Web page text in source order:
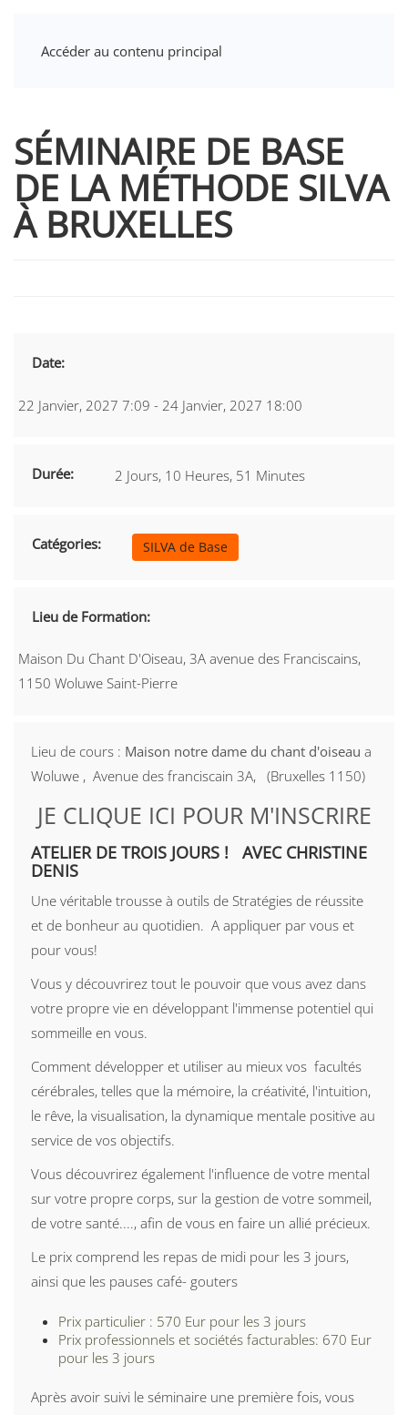
Accéder au contenu principal
SÉMINAIRE DE BASE
DE LA MÉTHODE SILVA
À BRUXELLES
Date:
22 Janvier, 2027 7:09 - 24 Janvier, 2027 18:00
Durée: 2 Jours, 10 Heures, 51 Minutes
Catégories: SILVA de Base
Lieu de Formation:
Maison Du Chant D'Oiseau, 3A avenue des Franciscains,
1150 Woluwe Saint-Pierre
Lieu de cours : Maison notre dame du chant d'oiseau a
Woluwe , Avenue des franciscain 3A, (Bruxelles 1150)
JE CLIQUE ICI POUR M'INSCRIRE
ATELIER DE TROIS JOURS ! AVEC CHRISTINE
DENIS
Une véritable trousse à outils de Stratégies de réussite
et de bonheur au quotidien. A appliquer par vous et
pour vous!
Vous y découvrirez tout le pouvoir que vous avez dans
votre propre vie en développant l'immense potentiel qui
sommeille en vous.
Comment développer et utiliser au mieux vos facultés
cérébrales, telles que la mémoire, la créativité, l'intuition,
le rêve, la visualisation, la dynamique mentale positive au
service de vos objectifs.
Vous découvrirez également l'influence de votre mental
sur votre propre corps, sur la gestion de votre sommeil,
de votre santé...., afin de vous en faire un allié précieux.
Le prix comprend les repas de midi pour les 3 jours,
ainsi que les pauses café- gouters
Prix particulier : 570 Eur pour les 3 jours
Prix professionnels et sociétés facturables: 670 Eur
pour les 3 jours
Après avoir suivi le séminaire une première fois, vous